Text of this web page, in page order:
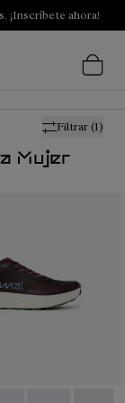
¡Inscríbete ahora!
Filtrar (1)
Mujer